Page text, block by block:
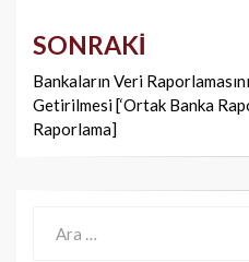
SONRAKI
Bankaların Veri
Getirilmesi [‘Ortak Banka
Raporlama]